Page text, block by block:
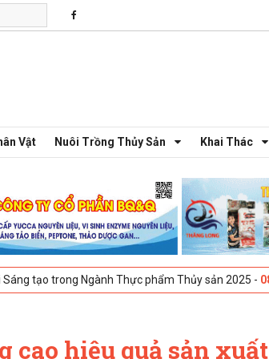
Vật Nuôi Trồng Thủy Sản Khai Thác
Ngành Thực phẩm Thủy sản 2025 -08-04-2025
cao hiệu quả sản